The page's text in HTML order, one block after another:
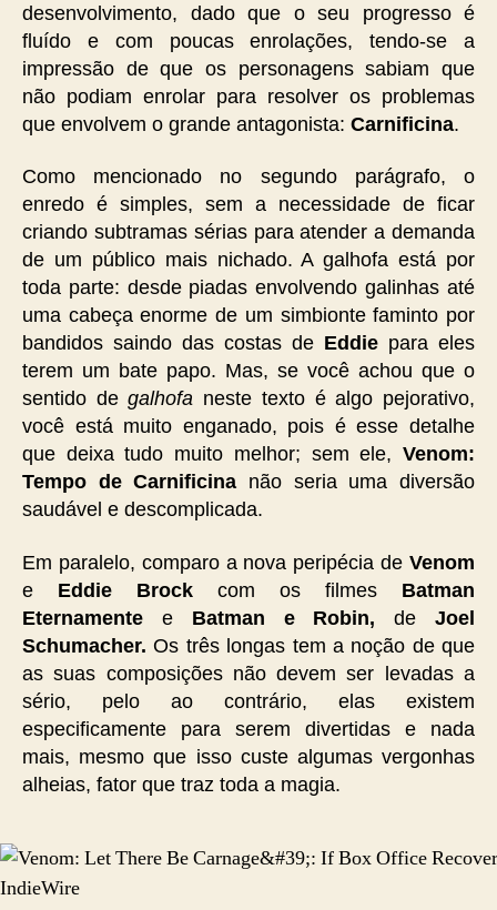
desenvolvimento, dado que o seu progresso é
fluído e com poucas enrolações, tendo-se a
impressão de que os personagens sabiam que
não podiam enrolar para resolver os problemas
que envolvem o grande antagonista: Carnificina.
Como mencionado no segundo parágrafo, o
enredo é simples, sem a necessidade de ficar
criando subtramas sérias para atender a demanda
de um público mais nichado. A galhofa está por
toda parte: desde piadas envolvendo galinhas até
uma cabeça enorme de um simbionte faminto por
bandidos saindo das costas de Eddie para eles
terem um bate papo. Mas, se você achou que o
sentido degalhofa neste texto é algo pejorativo,
você está muito enganado, pois é esse detalhe
que deixa tudo muito melhor; sem ele, Venom:
Tempo de Carnificina não seria uma diversão
saudável e descomplicada.
Em paralelo, comparo a nova peripécia de Venom
e Eddie Brock com os filmes Batman
Eternamente e Batman e Robin,deJoel
Schumacher.Os três longas tem a noção de que
as suas composições não devem ser levadas a
sério, pelo ao contrário, elas existem
especificamente para serem divertidas e nada
mais, mesmo que isso custe algumas vergonhas
alheias, fator que traz toda a magia.